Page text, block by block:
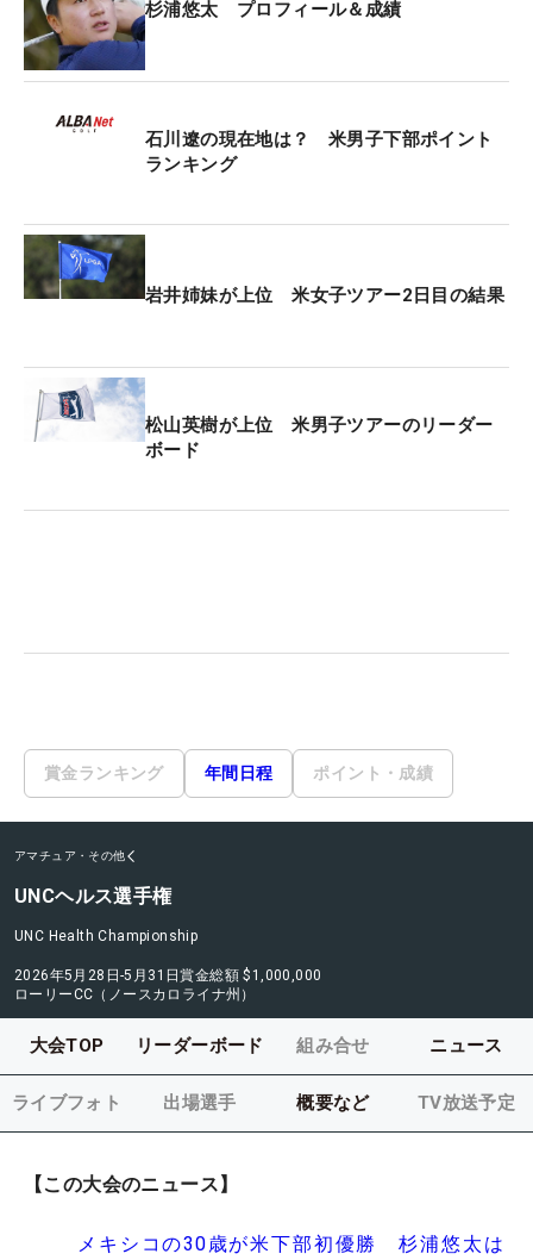
杉浦悠太 プロフィール＆成績
石川遼の現在地は？ 米男子下部ポイント
ランキング
岩井姉妹が上位 米女子ツアー2日目の結果
松山英樹が上位 米男子ツアーのリーダー
ボード
賞金ランキング 年間日程 ポイント・成績
アマチュア・その他
UNCヘルス選手権
UNC Health Championship
2026年5月28日-5月31日賞金総額 $1,000,000
ローリーCC（ノースカロライナ州）
大会TOP リーダーボード 組み合せ ニュース
ライブフォト 出場選手 概要など TV放送予定
【この大会のニュース】
メキシコの30歳が米下部初優勝 杉浦悠太は